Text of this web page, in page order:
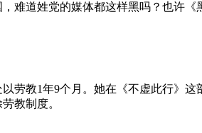
难道姓党的媒体都这样黑吗？也许《
劳教1年9个月。她在《不虚此行》
教制度。